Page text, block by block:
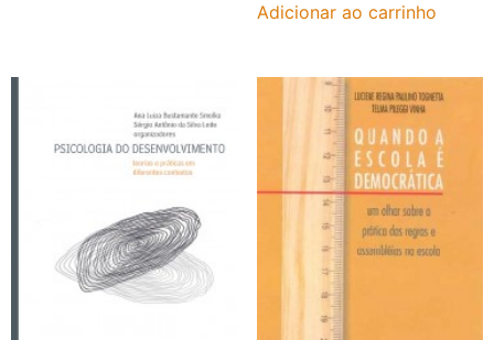
Adicionar ao carrinho